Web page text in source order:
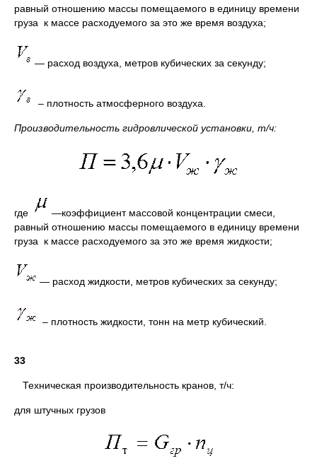
равный отношению массы помещаемого в единицу времени
груза к массе расходуемого за это же время воздуха;
— расход воздуха, метров кубических за секунду;
– плотность атмосферного воздуха.
Производительность гидровлической установки, т/ч:
где
—коэффициент массовой концентрации смеси,
равный отношению массы помещаемого в единицу времени
груза к массе расходуемого за это же время жидкости;
— расход жидкости, метров кубических за секунду;
– плотность жидкости, тонн на метр кубический.
33
Техническая производительность кранов, т/ч:
для штучных грузов